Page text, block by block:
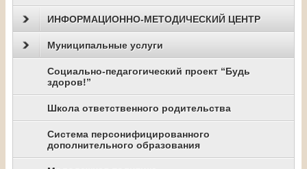
ИНФОРМАЦИОННО-МЕТОДИЧЕСКИЙ ЦЕНТР
Муниципальные услуги
Социально-педагогический проект “Будь
здоров!”
Школа ответственного родительства
Система персонифицированного
дополнительного образования